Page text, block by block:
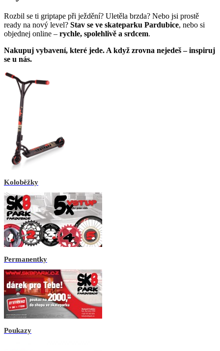
Rozbil se ti griptape při ježdění? Uletěla brzda? Nebo jsi prostě
ready na nový level? Stav se ve skateparku Pardubice, nebo si
objednej online – rychle, spolehlivě a srdcem.
Nakupuj vybavení, které jede. A když zrovna nejedeš – inspiruj
se u nás.
Koloběžky
Permanentky
Poukazy